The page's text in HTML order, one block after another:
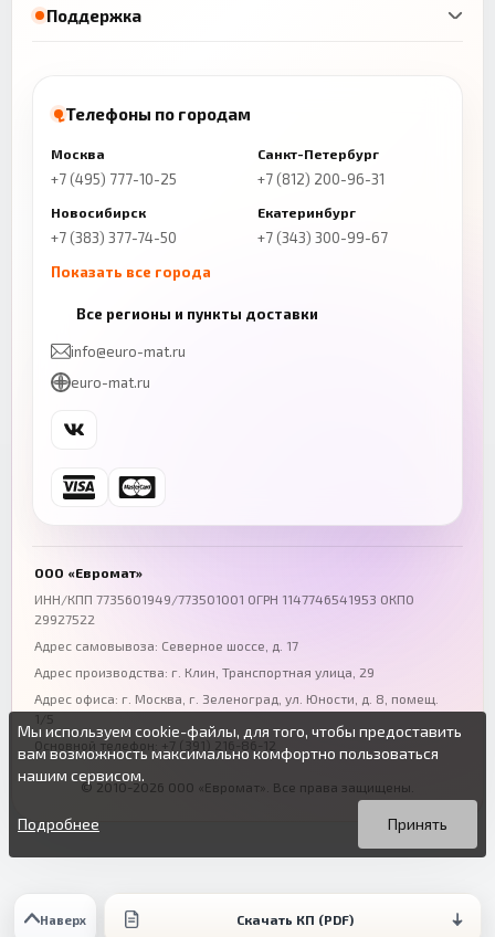
Наверх Скачать КП (PDF)
Поддержка
Телефоны по городам
Москва
+7 (495) 777-10-25
Санкт-Петербург
+7 (812) 200-96-31
Новосибирск
+7 (383) 377-74-50
Екатеринбург
+7 (343) 300-99-67
Показать все города
+7 (843) 206-01-30
Челябинск
+7 (343) 300-99-67
Ростов-на-Дону
+7 (863) 333-50-75
Волгоград
+7 (844) 261-36-12
Омск
Все регионы и пункты доставки
info@euro-mat.ru
euro-mat.ru
ООО «Евромат»
ИНН/КПП 7735601949/773501001 ОГРН 1147746541953 ОКПО
29927522
Адрес самовывоза: Северное шоссе, д. 17
Адрес производства: г. Клин, Транспортная улица, 29
Адрес офиса: г. Москва, г. Зеленоград ул. Юности, д. 8, помещ.
1/5
Основной телефон:
+7 (391) 216-86-12
© 2010-2026 ООО «Евромат». Все права защищены.
Мы используем cookie-файлы, для того, чтобы предоставить
вам возможность максимально комфортно пользоваться
нашим сервисом.
Вы можете подробнее прочитать о cookie-файлах в открытых
источниках или изменить настройки своего браузера.
Продолжая пользоваться данным сайтом без изменения
настроек вы даете согласие на использование ваших cookie-
Принять
Подробнее